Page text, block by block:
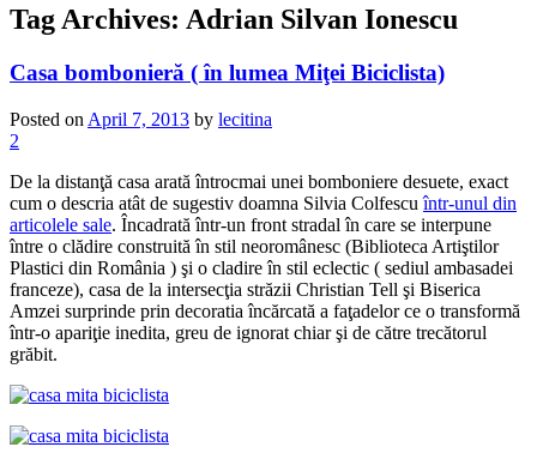
Tag Archives: Adrian Silvan Ionescu
Casa bombonieră ( în lumea Miţei Biciclista)
Posted on April 7, 2013 by lecitina
2
De la distanţă casa arată întrocmai unei bomboniere desuete, exact
cum o descria atât de sugestiv doamna Silvia Colfescuîntr-unul din
articolele sale. Încadrată într-un front stradal în care se interpune
între o clădire construită în stil neoromânesc (Biblioteca Artiştilor
Plastici din România ) şi o cladire în stil eclectic ( sediul ambasadei
franceze), casa de la intersecţia străzii Christian Tell şi Biserica
Amzei surprinde prin decoratia încărcată a faţadelor ce o transformă
într-o apariţie inedita, greu de ignorat chiar şi de către trecătorul
grăbit.